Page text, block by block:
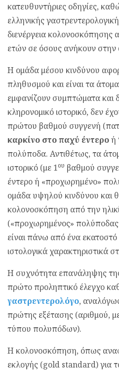
κατευθυντήριες οδηγίες,
ελληνικής
διενέργεια κολονοσκόπησης
ετών σε όσους ανήκουν στην
Η ομάδα μέσου κινδύνου
πληθυσμού και είναι τα
εμφανίζουν συμπτώματα και
κληρονομικό ιστορικό, δεν
πρώτου βαθμού συγγενή
καρκίνο στο παχύ έντεροή
πολύποδα. Αντιθέτως, τα
ιστορικό (με 1ου βαθμού
έντερο ή «προχωρημένο»
ομάδα υψηλού κινδύνου και
κολονοσκόπηση από την
(«προχωρημένος»
είναι πάνω από ένα εκατοστό
ιστολογικά χαρακτηριστικά
Η συχνότητα επανάληψης
πρώτο προληπτικό έλεγχο
γαστρεντερολόγο,
πρώτης εξέτασης (αριθμού,
τύπου πολυπόδων).
Η κολονοσκόπηση, όπως
εκλογής (gold standard) για